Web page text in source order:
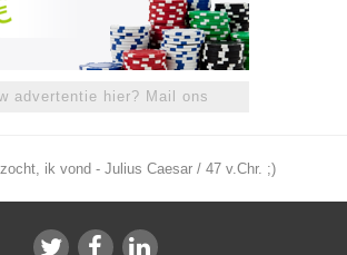
advertentie hier? Mail ons
ik vond - Julius Caesar / 47 v.Chr. ;)